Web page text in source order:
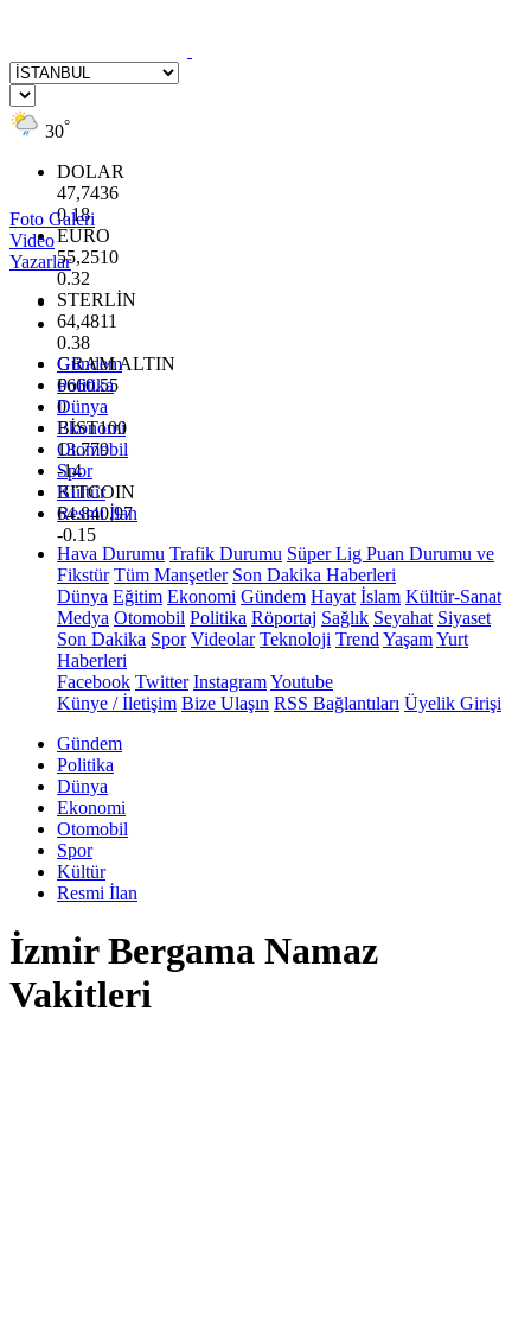
30°
DOLAR
47,7436
0.18
EURO
55,2510
0.32
STERLİN
64,4811
0.38
GRAM ALTIN
6660.55
0
BİST100
13.779
-14
BITCOIN
64.840,97
-0.15
Foto Galeri
Video
Yazarlar
Gündem
Politika
Dünya
Ekonomi
Otomobil
Spor
Kültür
Resmi İlan
Hava Durumu Trafik Durumu Süper Lig Puan Durumu ve
Fikstür Tüm Manşetler Son Dakika Haberleri
Dünya Eğitim Ekonomi Gündem Hayat İslam Kültür-Sanat
Medya Otomobil Politika Röportaj Sağlık Seyahat Siyaset
Son Dakika Spor Videolar Teknoloji Trend YaşamYurt
Haberleri
Facebook Twitter InstagramYoutube
Künye / İletişim Bize Ulaşın RSS Bağlantıları Üyelik Girişi
Gündem
Politika
Dünya
Ekonomi
Otomobil
Spor
Kültür
Resmi İlan
İzmir Bergama Namaz
Vakitleri